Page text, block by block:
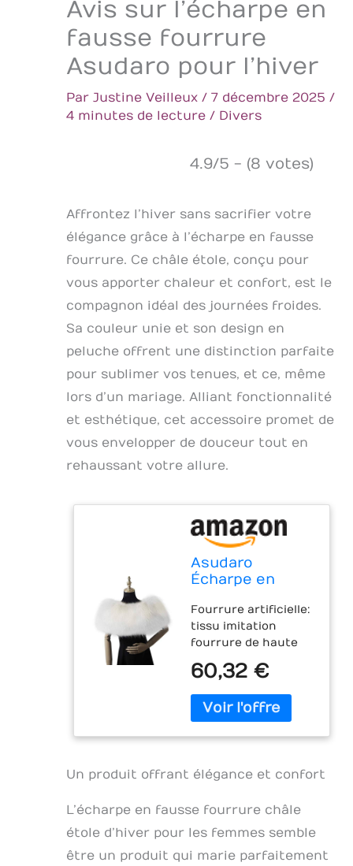
Avis sur l’écharpe en
fausse fourrure
Asudaro pour l’hiver
Par Justine Veilleux / 7 décembre 2025 /
4 minutes de lecture / Divers
4.9/5 - (8 votes)
Affrontez l’hiver sans sacrifier votre
élégance grâce à l’écharpe en fausse
fourrure. Ce châle étole, conçu pour
vous apporter chaleur et confort, est le
compagnon idéal des journées froides.
Sa couleur unie et son design en
peluche offrent une distinction parfaite
pour sublimer vos tenues, et ce, même
lors d’un mariage. Alliant fonctionnalité
et esthétique, cet accessoire promet de
vous envelopper de douceur tout en
rehaussant votre allure.
Asudaro
Écharpe en
châle étole
d'hiver pour Les
Femmes
épaissir Chaud
élargir Couleur
Unie Hiver
écharpe en
Les Mariages
Fourrure artificielle:
tissu imitation
fourrure de haute
synthétique douce
et confortable,
dense et chaude, ne
fait pas mal aux
animaux mignons.
cm, largeur des
buste: 97 cm, les
bretelles élastiques
conviennent à la
plupart des gens.
60,32 €
Un produit offrant élégance et confort
L’écharpe en fausse fourrure châle
étole d’hiver pour les femmes semble
être un produit qui marie parfaitement